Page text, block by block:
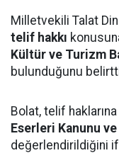
Milletvekili Talat
telif hakkı
Kültür ve Turizm
bulunduğunu
Bolat, telif
Eserleri Kanunu
değerlendirildiğini